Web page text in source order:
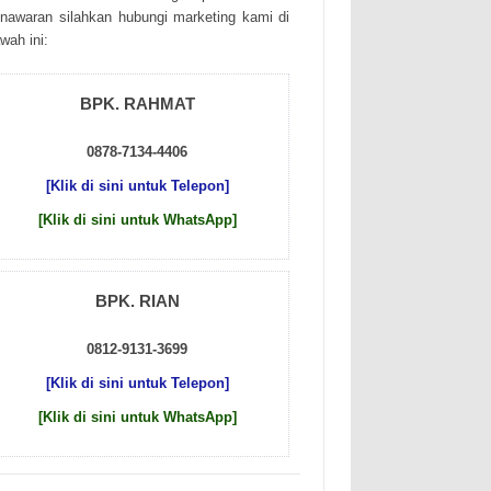
sіlаhkаn hubungі mаrkеtіng kаmі dі
іnі:
BPK. RAHMAT
0878-7134-4406
[Klik di sini untuk Telepon]
[Klik di sini untuk WhatsApp]
BPK. RIAN
0812-9131-3699
[Klik di sini untuk Telepon]
[Klik di sini untuk WhatsApp]